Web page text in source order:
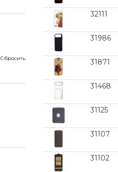
Сбросить
32111
31986
31871
31468
31125
31107
31102